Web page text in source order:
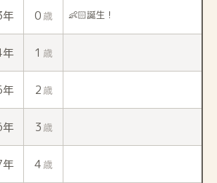
0 歳 👶🏻誕生！
1 歳
2 歳
3 歳
4 歳